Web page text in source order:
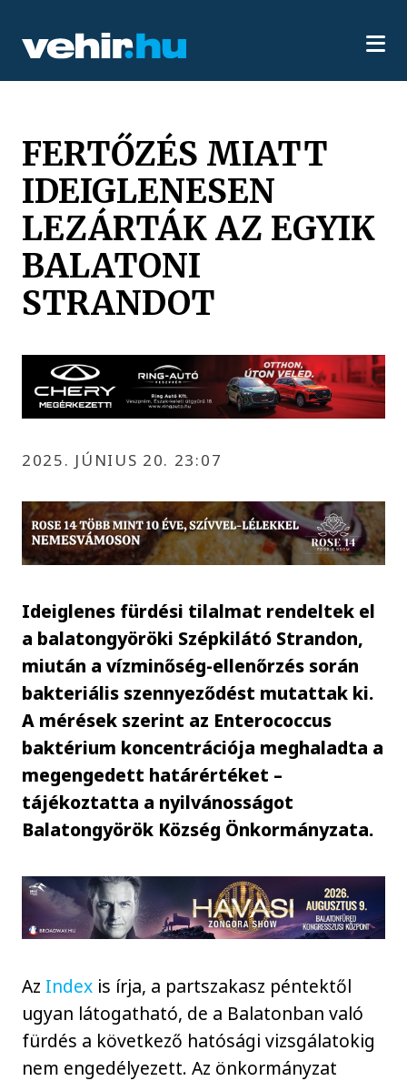
FERTŐZÉS MIATT
IDEIGLENESEN
LEZÁRTÁK AZ EGYIK
BALATONI
STRANDOT
2025. JÚNIUS 20. 23:07
Ideiglenes fürdési tilalmat rendeltek el
a balatongyöröki Szépkilátó Strandon,
miután a vízminőség-ellenőrzés során
bakteriális szennyeződést mutattak ki.
A mérések szerint az Enterococcus
baktérium koncentrációja meghaladta a
megengedett határértéket –
tájékoztatta a nyilvánosságot
Balatongyörök Község Önkormányzata.
Az Index is írja, a partszakasz péntektől
ugyan látogatható, de a Balatonban való
fürdés a következő hatósági vizsgálatokig
nem engedélyezett. Az önkormányzat